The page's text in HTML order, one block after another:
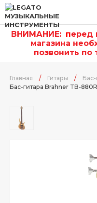
ВНИМАНИЕ: перед
магазина
позвонить по
Главная / Гитары / Бас-
Бас-гитара Brahner TB-880R